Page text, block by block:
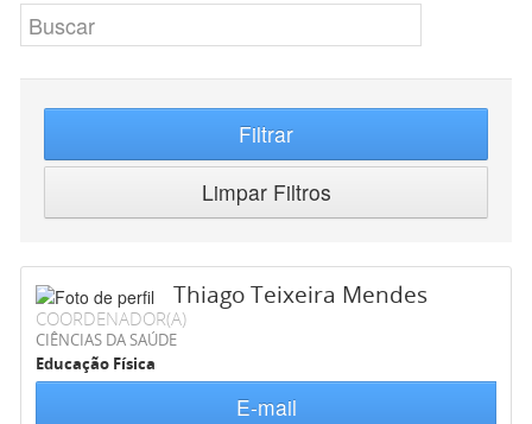
Filtrar
Limpar Filtros
Thiago Teixeira Mendes
COORDENADOR(A)
CIÊNCIAS DA SAÚDE
Educação Física
E-mail